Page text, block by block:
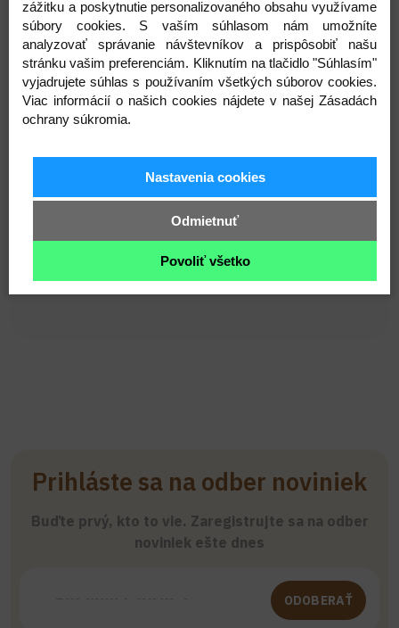
pre detiod 0 do 3 rokova šetrná k citlivej detskej
pokožke.Noštek jeručne vyšívaný, očká sú
bezpečnostné s poistkou (výrobcom odporúčané
pre deti od 3 rokov).V prípade používania u
mladších detí odporúčame používať hračkupod
dohľadom dospelej osoby.
detialebo akohodnotný darček s príbehom ručnej
práce značky Miulee🤍
(prosím kontaktujte ma mailom alebo správou na
Veľkost je cca 20cm.
Prihláste sa na odber noviniek
Buďte prvý, kto to vie. Zaregistrujte sa na odber
noviniek ešte dnes
ODOBERAŤ
zážitku a poskytnutie personalizovaného obsahu využívame
súbory cookies. S vaším súhlasom nám umožníte
analyzovať správanie návštevníkov a prispôsobiť našu
stránku vašim preferenciám. Kliknutím na tlačidlo "Súhlasím"
vyjadrujete súhlas s používaním všetkých súborov cookies.
Viac informácií o našich cookies nájdete v našej Zásadách
ochrany súkromia.
Nastavenia cookies
Odmietnuť
Povoliť všetko